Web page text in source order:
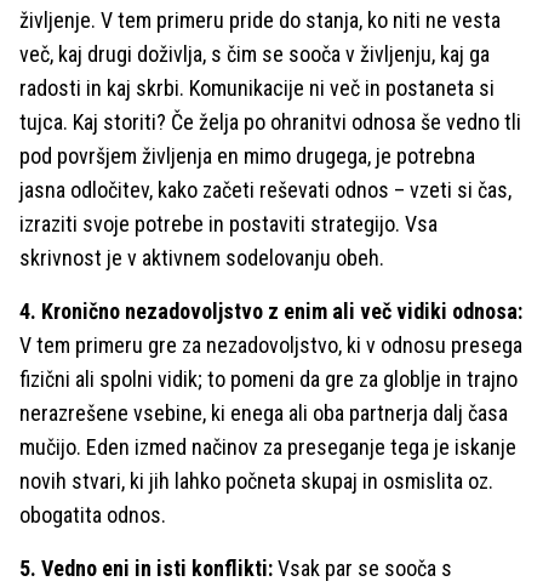
življenje. V tem primeru pride do stanja, ko niti ne vesta
več, kaj drugi doživlja, s čim se sooča v življenju, kaj ga
radosti in kaj skrbi. Komunikacije ni več in postaneta si
tujca. Kaj storiti? Če želja po ohranitvi odnosa še vedno tli
pod površjem življenja en mimo drugega, je potrebna
jasna odločitev, kako začeti reševati odnos – vzeti si čas,
izraziti svoje potrebe in postaviti strategijo. Vsa
skrivnost je v aktivnem sodelovanju obeh.
4. Kronično nezadovoljstvo z enim ali več vidiki odnosa:
V tem primeru gre za nezadovoljstvo, ki v odnosu presega
fizični ali spolni vidik; to pomeni da gre za globlje in trajno
nerazrešene vsebine, ki enega ali oba partnerja dalj časa
mučijo. Eden izmed načinov za preseganje tega je iskanje
novih stvari, ki jih lahko počneta skupaj in osmislita oz.
obogatita odnos.
5. Vedno eni in isti konflikti:Vsak par se sooča s